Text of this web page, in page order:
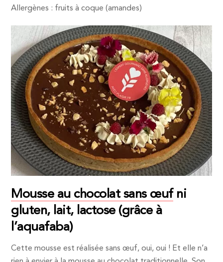
Allergènes : fruits à coque (amandes)
Mousse au chocolat sans œufni
gluten, lait, lactose (grâce à
l’aquafaba)
Cette mousse est réalisée sans œuf, oui, oui ! Et elle n’a